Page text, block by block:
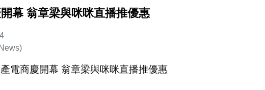
幕 翁章梁與咪咪直播推優惠
電商慶開幕 翁章梁與咪咪直播推優惠